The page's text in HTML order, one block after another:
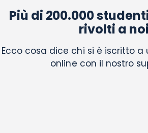
Più di 200.000
rivolti a noi
Ecco cosa dice chi si è iscritto a
online con il nostro